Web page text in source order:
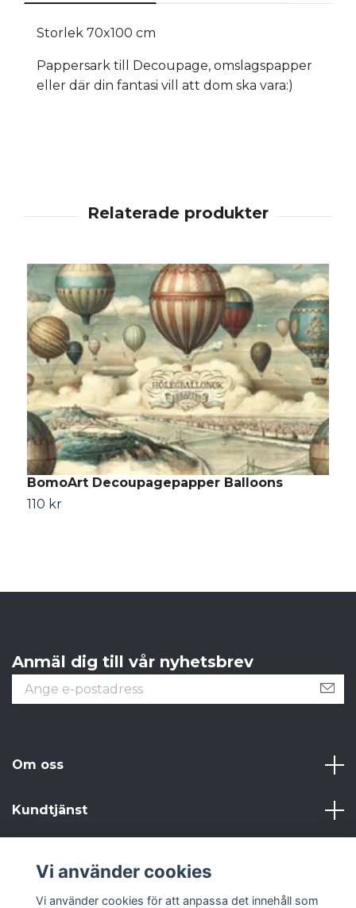
Storlek 70x100 cm
Pappersark till Decoupage, omslagspapper
eller där din fantasi vill att dom ska vara:)
BomoArt Decoupagepapper Balloons
110 kr
Anmäl dig till vår nyhetsbrev
Om oss
Kundtjänst
Sociala medier
Vi använder cookies
Vi använder cookies för att anpassa det innehåll som